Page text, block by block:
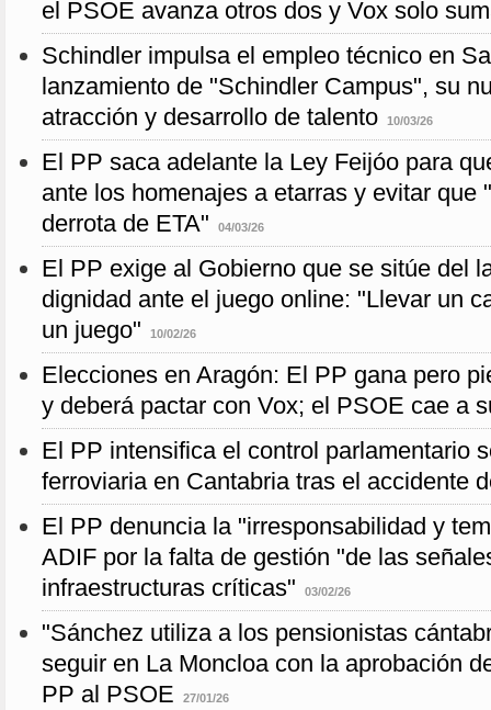
el PSOE avanza otros dos y Vox solo
Schindler impulsa el empleo técnico en
lanzamiento de "Schindler Campus", su
atracción y desarrollo de talento
10/03/26
El PP saca adelante la Ley Feijóo para
ante los homenajes a etarras y evitar que
derrota de ETA"
04/03/26
El PP exige al Gobierno que se sitúe del
dignidad ante el juego online: "Llevar un
un juego"
10/02/26
Elecciones en Aragón: El PP gana pero
y deberá pactar con Vox; el PSOE cae a
El PP intensifica el control parlamentario
ferroviaria en Cantabria tras el accidente
El PP denuncia la "irresponsabilidad y
ADIF por la falta de gestión "de las
infraestructuras críticas"
03/02/26
"Sánchez utiliza a los pensionistas
seguir en La Moncloa con la aprobación
PP al PSOE
27/01/26